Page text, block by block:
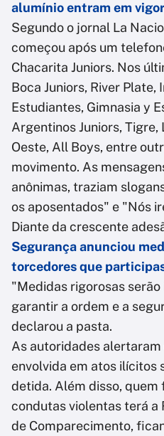
alumínio entram em
Segundo o jornal La
começou após um
Chacarita Juniors. Nos
Boca Juniors, River Plate,
Estudiantes, Gimnasia y
Argentinos Juniors, Tigre,
Oeste, All Boys, entre
movimento. As
anônimas, traziam
os aposentados" e "Nós
Diante da crescente
Segurança anunciou
torcedores que
"Medidas rigorosas
garantir a ordem e a
declarou a pasta.
As autoridades
envolvida em atos ilícitos
detida. Além disso,
condutas violentas terá
de Comparecimento,